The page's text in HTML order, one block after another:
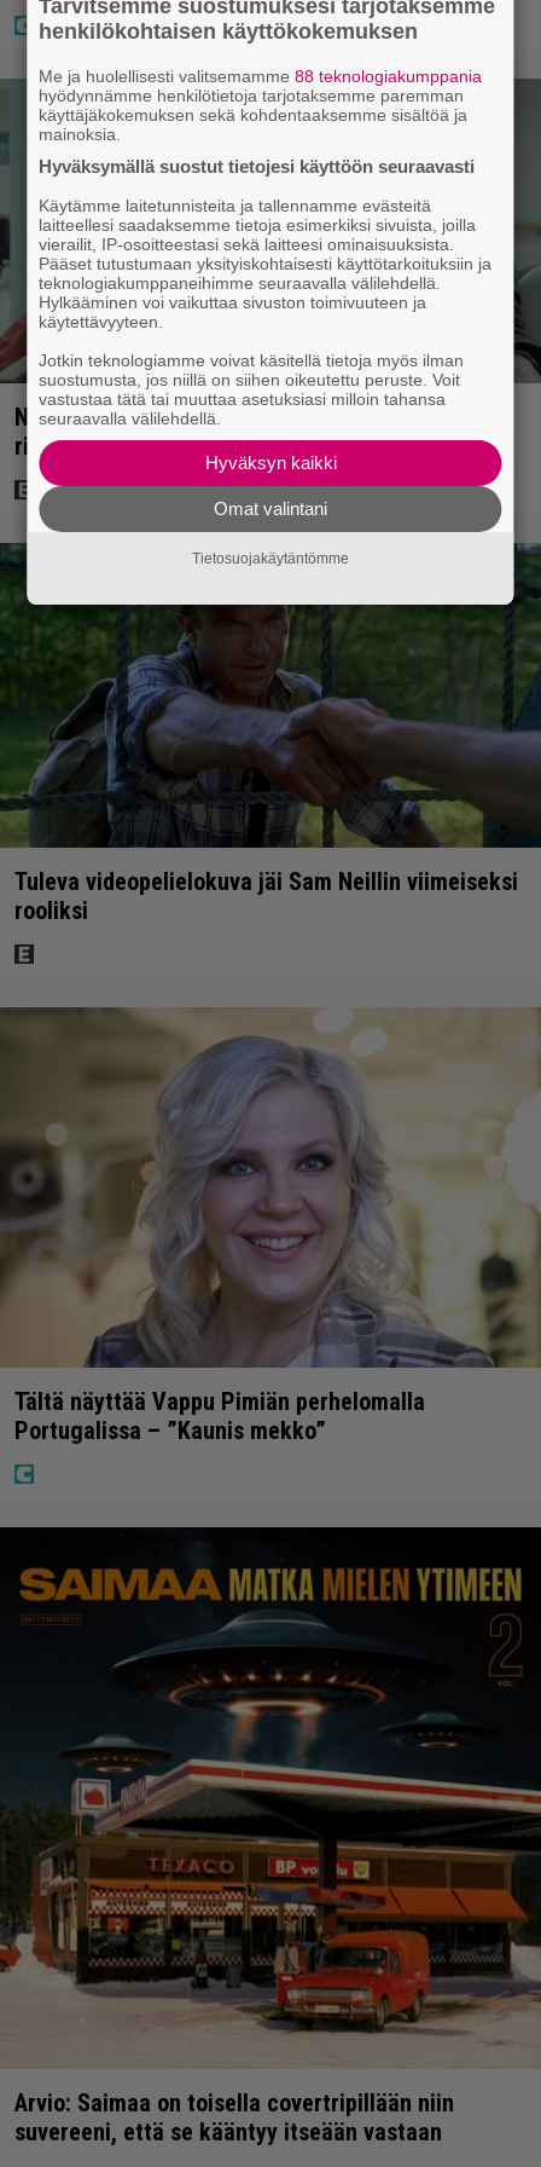
Nyt Netflixissä: Yksi viime vuosien parhaista
rikossarjoista – IMDB-arvio 8,8
Tuleva videopelielokuva jäi Sam Neillin viimeiseksi
rooliksi
Tältä näyttää Vappu Pimiän perhelomalla
Portugalissa – ”Kaunis mekko”
Arvio: Saimaa on toisella covertripillään niin
suvereeni, että se kääntyy itseään vastaan
Tarvitsemme suostumuksesi tarjotaksemme
henkilökohtaisen käyttökokemuksen
Me ja huolellisesti valitsemamme88 teknologiakumppania
hyödynnämme henkilötietoja tarjotaksemme paremman
käyttäjäkokemuksen sekä kohdentaaksemme sisältöä ja
mainoksia.
Hyväksymällä suostut tietojesi käyttöön seuraavasti
Käytämme laitetunnisteita ja tallennamme evästeitä
laitteellesi saadaksemme tietoja esimerkiksi sivuista, joilla
vierailit, IP-osoitteestasi sekä laitteesi ominaisuuksista.
Pääset tutustumaan yksityiskohtaisesti käyttötarkoituksiin ja
teknologiakumppaneihimme seuraavalla välilehdellä.
Hylkääminen voi vaikuttaa sivuston toimivuuteen ja
käytettävyyteen.
Jotkin teknologiamme voivat käsitellä tietoja myös ilman
suostumusta, jos niillä on siihen oikeutettu peruste. Voit
vastustaa tätä tai muuttaa asetuksiasi milloin tahansa
seuraavalla välilehdellä.
Hyväksyn kaikki
Omat valintani
Tietosuojakäytäntömme